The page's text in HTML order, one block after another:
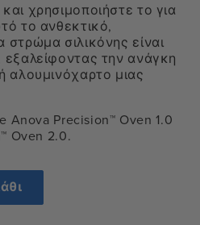
χρησιμοποιήστε το για
το ανθεκτικό,
σιλικόνης είναι
εξαλείφοντας την ανάγκη
αλουμινόχαρτο μιας
Precision™ Oven 1.0
Oven 2.0.